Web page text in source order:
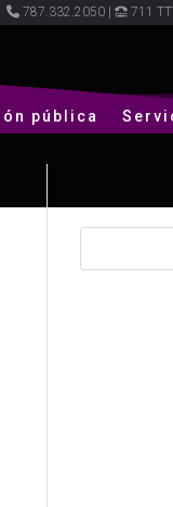
787.332.2050 711
pública